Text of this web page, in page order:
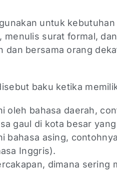
untuk
menulis surat formal,
dan bersama orang
baku ketika
oleh bahasa daerah,
gaul di kota besar
bahasa asing,
Inggris).
dimana sering